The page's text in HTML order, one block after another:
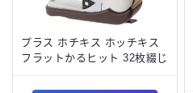
プラス ホチキス ホッチキス
フラットかるヒット 32枚綴じ